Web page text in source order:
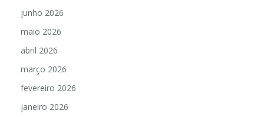
junho 2026
maio 2026
abril 2026
março 2026
fevereiro 2026
janeiro 2026